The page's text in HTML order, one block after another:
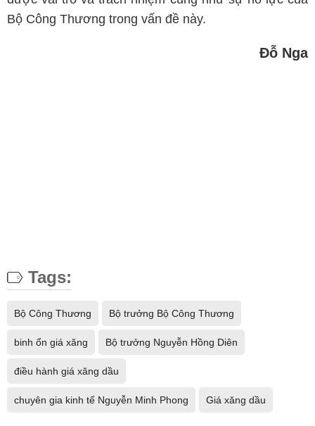
Bộ Công Thương trong vấn đề này.
Đỗ Nga
Tags:
Bộ Công Thương Bộ trưởng Bộ Công Thương
binh ổn giá xăng Bộ trưởng Nguyễn Hồng Diên
điều hành giá xăng dầu
chuyên gia kinh tế Nguyễn Minh Phong Giá xăng dầu